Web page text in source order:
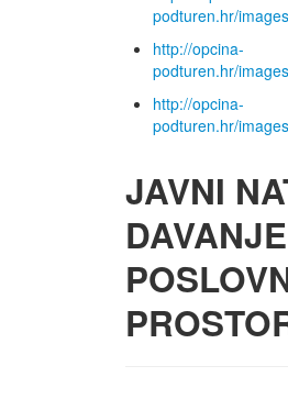
podturen.hr/
http://opcina-
podturen.hr/
http://opcina-
podturen.hr/
JAVNI